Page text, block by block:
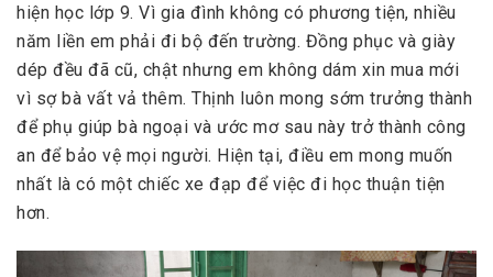
hiện học lớp 9. Vì gia đình không có phương tiện, nhiều
năm liền em phải đi bộ đến trường. Đồng phục và giày
dép đều đã cũ, chật nhưng em không dám xin mua mới
vì sợ bà vất vả thêm. Thịnh luôn mong sớm trưởng thành
để phụ giúp bà ngoại và ước mơ sau này trở thành công
an để bảo vệ mọi người. Hiện tại, điều em mong muốn
nhất là có một chiếc xe đạp để việc đi học thuận tiện
hơn.